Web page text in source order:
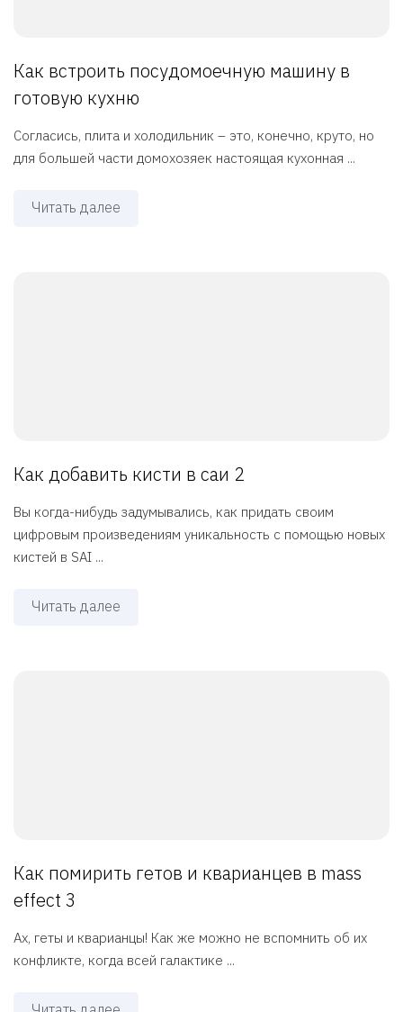
Как встроить посудомоечную машину в
готовую кухню
Согласись, плита и холодильник – это, конечно, круто, но
для большей части домохозяек настоящая кухонная ...
Читать далее
Как добавить кисти в саи 2
Вы когда-нибудь задумывались, как придать своим
цифровым произведениям уникальность с помощью новых
кистей в SAI ...
Читать далее
Как помирить гетов и кварианцев в mass
effect 3
Ах, геты и кварианцы! Как же можно не вспомнить об их
конфликте, когда всей галактике ...